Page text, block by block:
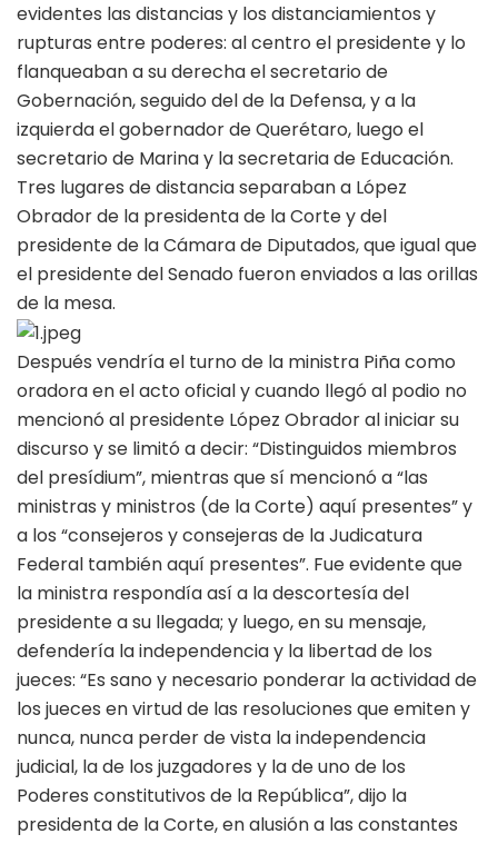
evidentes las distancias y los distanciamientos y
rupturas entre poderes: al centro el presidente y lo
flanqueaban a su derecha el secretario de
Gobernación, seguido del de la Defensa, y a la
izquierda el gobernador de Querétaro, luego el
secretario de Marina y la secretaria de Educación.
Tres lugares de distancia separaban a López
Obrador de la presidenta de la Corte y del
presidente de la Cámara de Diputados, que igual que
el presidente del Senado fueron enviados a las orillas
de la mesa.
Después vendría el turno de la ministra Piña como
oradora en el acto oficial y cuando llegó al podio no
mencionó al presidente López Obrador al iniciar su
discurso y se limitó a decir: “Distinguidos miembros
del presídium”, mientras que sí mencionó a “las
ministras y ministros (de la Corte) aquí presentes” y
a los “consejeros y consejeras de la Judicatura
Federal también aquí presentes”. Fue evidente que
la ministra respondía así a la descortesía del
presidente a su llegada; y luego, en su mensaje,
defendería la independencia y la libertad de los
jueces: “Es sano y necesario ponderar la actividad de
los jueces en virtud de las resoluciones que emiten y
nunca, nunca perder de vista la independencia
judicial, la de los juzgadores y la de uno de los
Poderes constitutivos de la República”, dijo la
presidenta de la Corte, en alusión a las constantes